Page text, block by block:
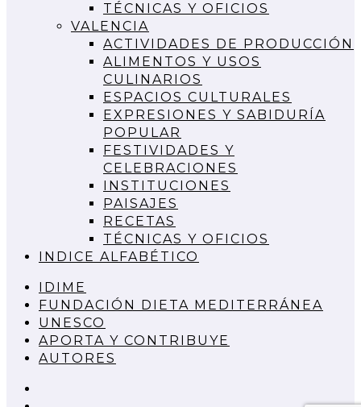
TÉCNICAS Y OFICIOS
VALENCIA
ACTIVIDADES DE PRODUCCIÓN
ALIMENTOS Y USOS
CULINARIOS
ESPACIOS CULTURALES
EXPRESIONES Y SABIDURÍA
POPULAR
FESTIVIDADES Y
CELEBRACIONES
INSTITUCIONES
PAISAJES
RECETAS
TÉCNICAS Y OFICIOS
INDICE ALFABÉTICO
IDIME
FUNDACIÓN DIETA MEDITERRÁNEA
UNESCO
APORTA Y CONTRIBUYE
AUTORES